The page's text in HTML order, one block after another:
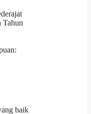
Tahun
baik